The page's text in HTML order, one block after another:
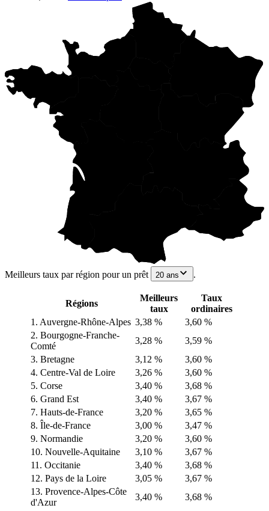
Meilleurs taux par région pour un prêt 20 ans .
Régions
Meilleurs
taux
Taux
ordinaires
1. Auvergne-Rhône-Alpes 3,38 %
3,60 %
2. Bourgogne-Franche-
Comté
3,28 %
3,59 %
3. Bretagne
3,12 %
3,60 %
4. Centre-Val de Loire
3,26 %
3,60 %
5. Corse
3,40 %
3,68 %
6. Grand Est
3,40 %
3,67 %
7. Hauts-de-France
3,20 %
3,65 %
8. Île-de-France
3,00 %
3,47 %
9. Normandie
3,20 %
3,60 %
10. Nouvelle-Aquitaine
3,10 %
3,67 %
11. Occitanie
3,40 %
3,68 %
12. Pays de la Loire
3,05 %
3,67 %
13. Provence-Alpes-Côte
d'Azur
3,40 % 3,68 %